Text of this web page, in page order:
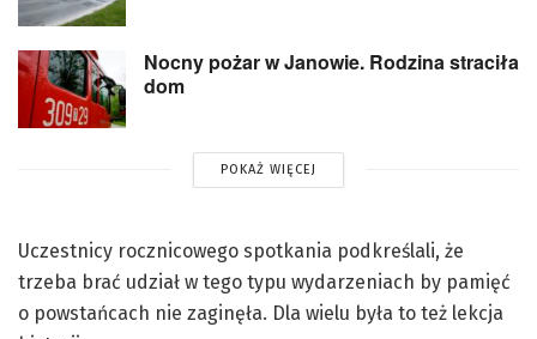
Nocny pożar w Janowie. Rodzina straciła
dom
POKAŻ WIĘCEJ
Uczestnicy rocznicowego spotkania podkreślali, że
trzeba brać udział w tego typu wydarzeniach by pamięć
o powstańcach nie zaginęła. Dla wielu była to też lekcja